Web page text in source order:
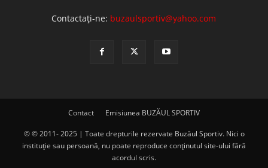
Contactați-ne: buzaulsportiv@yahoo.com
Contact Emisiunea BUZĂUL SPORTIV
© © 2011- 2025 | Toate drepturile rezervate Buzăul Sportiv. Nici o
instituţie sau persoană, nu poate reproduce conţinutul site-ului fără
acordul scris.